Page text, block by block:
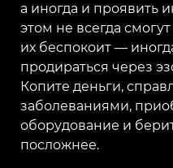
а иногда и проявить
этом не всегда
их беспокоит —
продираться через
Копите деньги,
заболеваниями,
оборудование и
посложнее.